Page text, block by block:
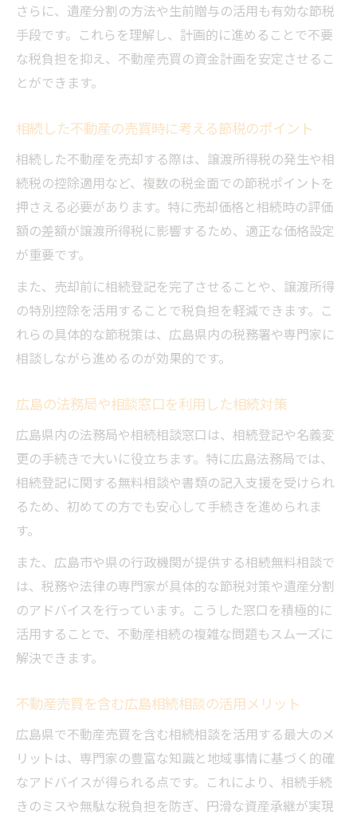
さらに、遺産分割の方法や生前贈与の活用も有効な節税
手段です。これらを理解し、計画的に進めることで不要
な税負担を抑え、不動産売買の資金計画を安定させるこ
とができます。
相続した不動産の売買時に考える節税のポイント
相続した不動産を売却する際は、譲渡所得税の発生や相
続税の控除適用など、複数の税金面での節税ポイントを
押さえる必要があります。特に売却価格と相続時の評価
額の差額が譲渡所得税に影響するため、適正な価格設定
が重要です。
また、売却前に相続登記を完了させることや、譲渡所得
の特別控除を活用することで税負担を軽減できます。こ
れらの具体的な節税策は、広島県内の税務署や専門家に
相談しながら進めるのが効果的です。
広島の法務局や相談窓口を利用した相続対策
広島県内の法務局や相続相談窓口は、相続登記や名義変
更の手続きで大いに役立ちます。特に広島法務局では、
相続登記に関する無料相談や書類の記入支援を受けられ
るため、初めての方でも安心して手続きを進められま
す。
また、広島市や県の行政機関が提供する相続無料相談で
は、税務や法律の専門家が具体的な節税対策や遺産分割
のアドバイスを行っています。こうした窓口を積極的に
活用することで、不動産相続の複雑な問題もスムーズに
解決できます。
不動産売買を含む広島相続相談の活用メリット
広島県で不動産売買を含む相続相談を活用する最大のメ
リットは、専門家の豊富な知識と地域事情に基づく的確
なアドバイスが得られる点です。これにより、相続手続
きのミスや無駄な税負担を防ぎ、円滑な資産承継が実現